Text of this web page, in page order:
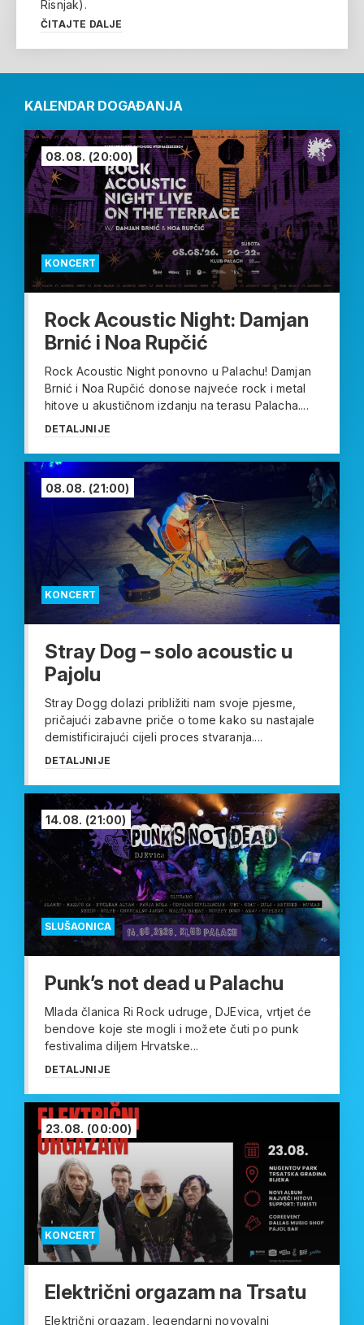
Risnjak).
ČITAJTE DALJE
KALENDAR DOGAĐANJA
KONCERT
08.08. (20:00)
Rock Acoustic Night: Damjan
Brnić i Noa Rupčić
Rock Acoustic Night ponovno u Palachu! Damjan
Brnić i Noa Rupčić donose najveće rock i metal
hitove u akustičnom izdanju na terasu Palacha....
DETALJNIJE
KONCERT
08.08. (21:00)
Stray Dog – solo acoustic u
Pajolu
Stray Dogg dolazi približiti nam svoje pjesme,
pričajući zabavne priče o tome kako su nastajale
demistificirajući cijeli proces stvaranja....
DETALJNIJE
SLUŠAONICA
14.08. (21:00)
Punk’s not dead u Palachu
Mlada članica Ri Rock udruge, DJEvica, vrtjet će
bendove koje ste mogli i možete čuti po punk
festivalima diljem Hrvatske...
DETALJNIJE
KONCERT
23.08. (00:00)
Električni orgazam na Trsatu
Električni orgazam, legendarni novovalni